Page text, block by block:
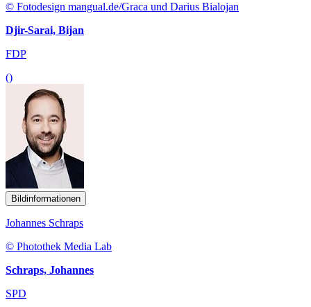
© Fotodesign mangual.de/Graca und Darius Bialojan
Djir-Sarai, Bijan
FDP
()
Bildinformationen
Johannes Schraps
© Photothek Media Lab
Schraps, Johannes
SPD